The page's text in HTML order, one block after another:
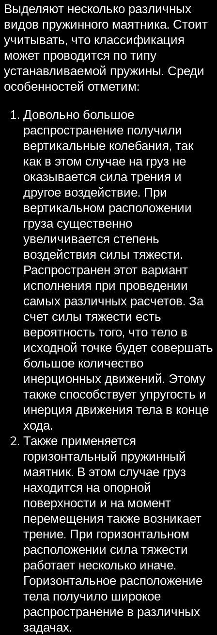
Выделяют несколько различных
видов пружинного маятника. Стоит
учитывать, что классификация
может проводится по типу
устанавливаемой пружины. Среди
особенностей отметим:
Довольно большое
распространение получили
вертикальные колебания, так
как в этом случае на груз не
оказывается сила трения и
другое воздействие. При
вертикальном расположении
груза существенно
увеличивается степень
воздействия силы тяжести.
Распространен этот вариант
исполнения при проведении
самых различных расчетов. За
счет силы тяжести есть
вероятность того, что тело в
исходной точке будет совершать
большое количество
инерционных движений. Этому
также способствует упругость и
инерция движения тела в конце
хода.
Также применяется
горизонтальный пружинный
маятник. В этом случае груз
находится на опорной
поверхности и на момент
перемещения также возникает
трение. При горизонтальном
расположении сила тяжести
работает несколько иначе.
Горизонтальное расположение
тела получило широкое
распространение в различных
задачах.